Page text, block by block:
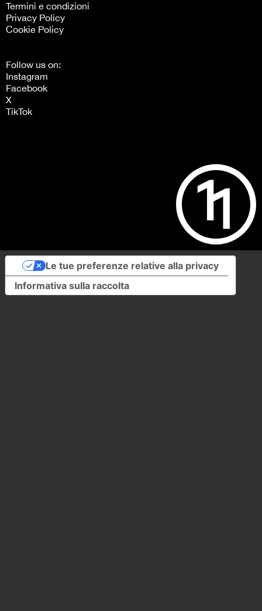
Termini e condizioni
Privacy Policy
Cookie Policy
Follow us on:
Instagram
Facebook
X
TikTok
Informativa sulla raccolta
Le tue preferenze relative alla privacy